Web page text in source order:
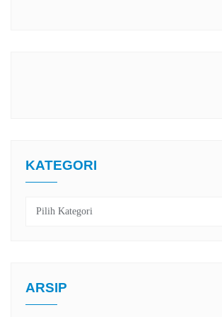
KATEGORI
ARSIP